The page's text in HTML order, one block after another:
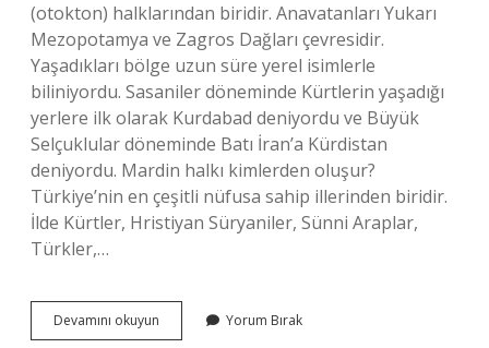
(otokton) halklarından biridir. Anavatanları Yukarı
Mezopotamya ve Zagros Dağları çevresidir.
Yaşadıkları bölge uzun süre yerel isimlerle
biliniyordu. Sasaniler döneminde Kürtlerin yaşadığı
yerlere ilk olarak Kurdabad deniyordu ve Büyük
Selçuklular döneminde Batı İran’a Kürdistan
deniyordu. Mardin halkı kimlerden oluşur?
Türkiye’nin en çeşitli nüfusa sahip illerinden biridir.
İlde Kürtler, Hristiyan Süryaniler, Sünni Araplar,
Türkler,…
Devamını okuyun
Kürtleri
Yorum Bırak